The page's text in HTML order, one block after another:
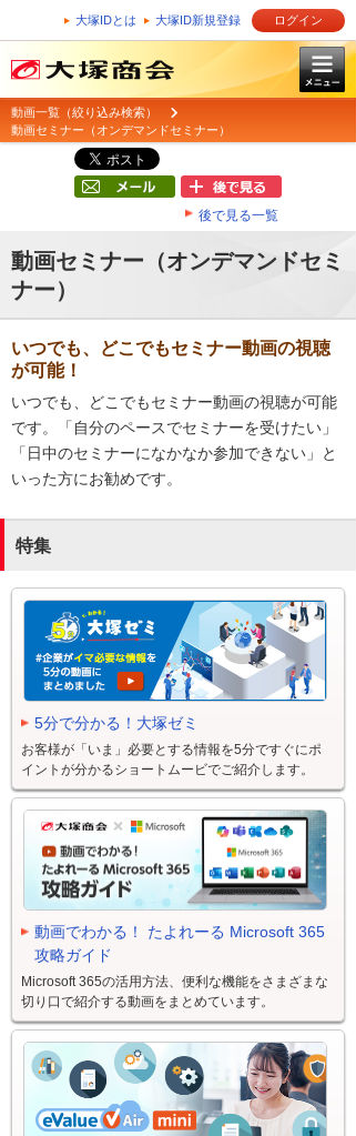
大塚IDとは 大塚ID新規登録 ログイン
動画一覧（絞り込み検索）
動画セミナー（オンデマンドセミナー）
後で見る一覧
動画セミナー（オンデマンドセミ
ナー）
いつでも、どこでもセミナー動画の視聴
が可能！
いつでも、どこでもセミナー動画の視聴が可能
です。「自分のペースでセミナーを受けたい」
「日中のセミナーになかなか参加できない」と
いった方にお勧めです。
特集
5分で分かる！大塚ゼミ
お客様が「いま」必要とする情報を5分ですぐにポ
イントが分かるショートムービでご紹介します。
動画でわかる！ たよれーる Microsoft 365
攻略ガイド
Microsoft 365の活用方法、便利な機能をさまざまな
切り口で紹介する動画をまとめています。